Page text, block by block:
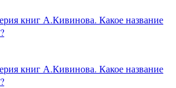
книг А.Кивинова. Какое название
книг А.Кивинова. Какое название